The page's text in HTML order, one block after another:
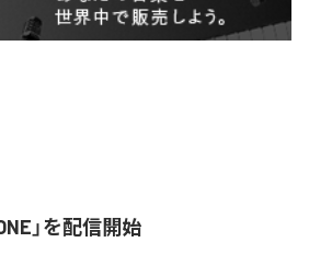
」を配信開始